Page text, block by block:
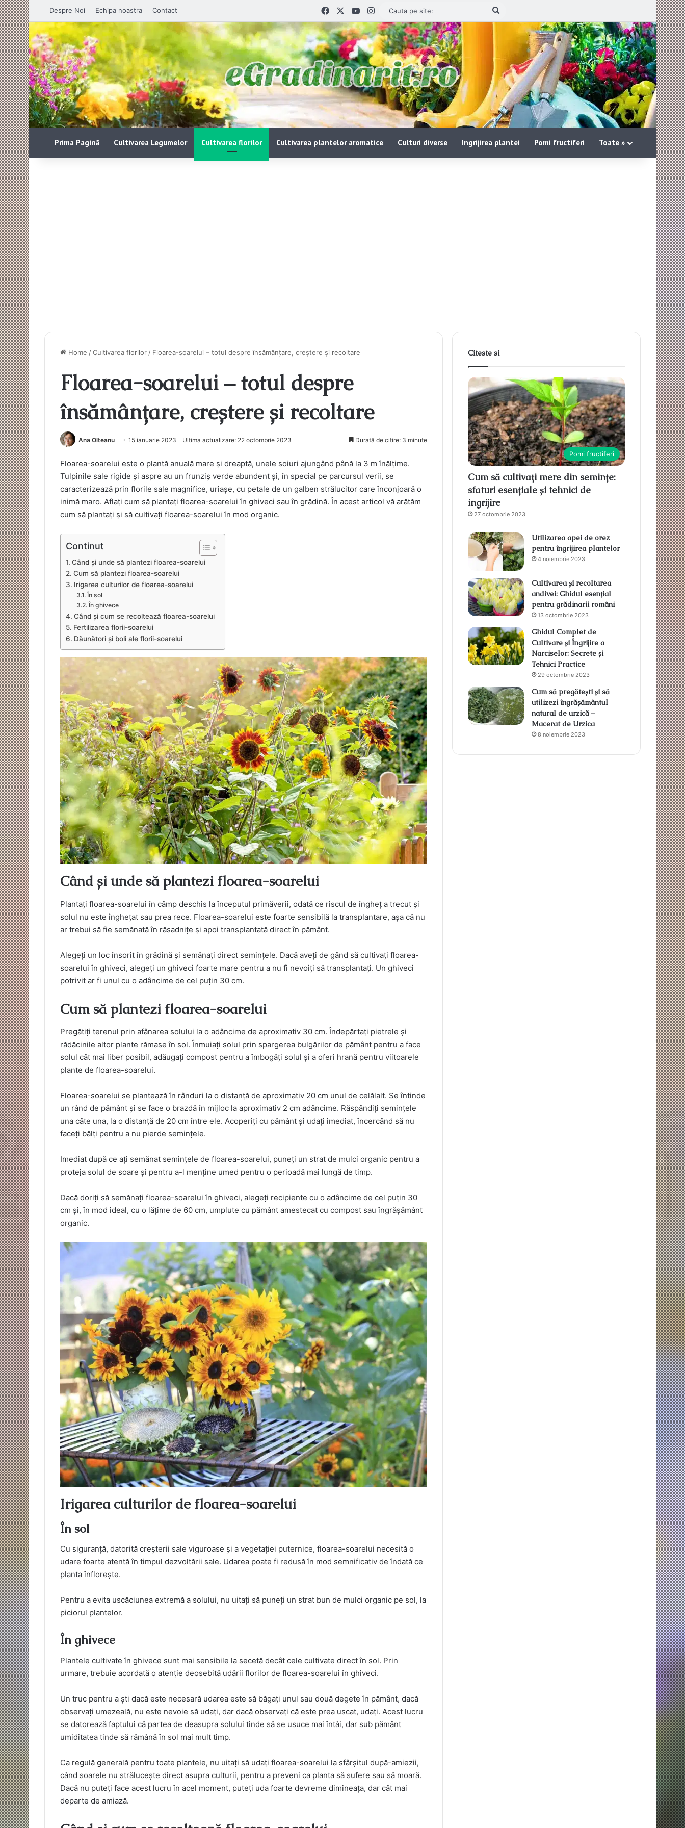
Despre Noi Echipa noastra Contact FacebookYouTube
Instagram
Cauta
Prima Pagină Cultivarea Legumelor Cultivarea florilor Cultivarea plantelor aromatice Culturi diverse Ingrijirea plantei Pomi fructiferi Toate »
Home /Cultivarea florilor / Floarea-soarelui – totul despre însămânțare, creștere și recoltare
Floarea-soarelui – totul despre
însămânțare, creștere și recoltare
Ana Olteanu 15 ianuarie 2023 Ultima actualizare: 22 octombrie 2023 Durată de citire: 3 minute
Floarea-soarelui este o plantă anuală mare și dreaptă, unele soiuri ajungând până la 3 m înălțime.
Tulpinile sale rigide și aspre au un frunziș verde abundent și, în special pe parcursul verii, se
caracterizează prin florile sale magnifice, uriașe, cu petale de un galben strălucitor care înconjoară o
inimă maro. Aflați cum să plantați floarea-soarelui în ghiveci sau în grădină. În acest articol vă arătăm
cum să plantați și să cultivați floarea-soarelui în mod organic.
Continut
Când și unde să plantezi floarea-soarelui
Cum să plantezi floarea-soarelui
Irigarea culturilor de floarea-soarelui
În sol
În ghivece
Când și cum se recoltează floarea-soarelui
Fertilizarea florii-soarelui
Dăunători și boli ale florii-soarelui
Când și unde să plantezi floarea-soarelui
Plantați floarea-soarelui în câmp deschis la începutul primăverii, odată ce riscul de îngheț a trecut și
solul nu este înghețat sau prea rece. Floarea-soarelui este foarte sensibilă la transplantare, așa că nu
ar trebui să fie semănată în răsadnițe și apoi transplantată direct în pământ.
Alegeți un loc însorit în grădină și semănați direct semințele. Dacă aveți de gând să cultivați floarea-
soarelui în ghiveci, alegeți un ghiveci foarte mare pentru a nu fi nevoiți să transplantați. Un ghiveci
potrivit ar fi unul cu o adâncime de cel puțin 30 cm.
Cum să plantezi floarea-soarelui
Pregătiți terenul prin afânarea solului la o adâncime de aproximativ 30 cm. Îndepărtați pietrele și
rădăcinile altor plante rămase în sol. Înmuiați solul prin spargerea bulgărilor de pământ pentru a face
solul cât mai liber posibil, adăugați compost pentru a îmbogăți solul și a oferi hrană pentru viitoarele
plante de floarea-soarelui.
Floarea-soarelui se plantează în rânduri la o distanță de aproximativ 20 cm unul de celălalt. Se întinde
un rând de pământ și se face o brazdă în mijloc la aproximativ 2 cm adâncime. Răspândiți semințele
una câte una, la o distanță de 20 cm între ele. Acoperiți cu pământ și udați imediat, încercând să nu
faceți bălți pentru a nu pierde semințele.
Imediat după ce ați semănat semințele de floarea-soarelui, puneți un strat de mulci organic pentru a
proteja solul de soare și pentru a-l menține umed pentru o perioadă mai lungă de timp.
Dacă doriți să semănați floarea-soarelui în ghiveci, alegeți recipiente cu o adâncime de cel puțin 30
cm și, în mod ideal, cu o lățime de 60 cm, umplute cu pământ amestecat cu compost sau îngrășământ
organic.
Irigarea culturilor de floarea-soarelui
În sol
Cu siguranță, datorită creșterii sale viguroase și a vegetației puternice, floarea-soarelui necesită o
udare foarte atentă în timpul dezvoltării sale. Udarea poate fi redusă în mod semnificativ de îndată ce
planta înflorește.
Pentru a evita uscăciunea extremă a solului, nu uitați să puneți un strat bun de mulci organic pe sol, la
piciorul plantelor.
În ghivece
Plantele cultivate în ghivece sunt mai sensibile la secetă decât cele cultivate direct în sol. Prin
urmare, trebuie acordată o atenție deosebită udării florilor de floarea-soarelui în ghiveci.
Un truc pentru a ști dacă este necesară udarea este să băgați unul sau două degete în pământ, dacă
observați umezeală, nu este nevoie să udați, dar dacă observați că este prea uscat, udați. Acest lucru
se datorează faptului că partea de deasupra solului tinde să se usuce mai întâi, dar sub pământ
umiditatea tinde să rămână în sol mai mult timp.
Ca regulă generală pentru toate plantele, nu uitați să udați floarea-soarelui la sfârșitul după-amiezii,
când soarele nu strălucește direct asupra culturii, pentru a preveni ca planta să sufere sau să moară.
Dacă nu puteți face acest lucru în acel moment, puteți uda foarte devreme dimineața, dar cât mai
departe de amiază.
Citeste si
Pomi fructiferi
Cum să cultivați mere din semințe:
sfaturi esențiale și tehnici de
ingrijire
27 octombrie 2023
Utilizarea apei de orez
pentru îngrijirea plantelor
4 noiembrie 2023
Cultivarea și recoltarea
andivei: Ghidul esențial
pentru grădinarii români
13 octombrie 2023
Ghidul Complet de
Cultivare și Îngrijire a
Narciselor: Secrete și
Tehnici Practice
29 octombrie 2023
Cum să pregătești și să
utilizezi îngrășământul
natural de urzică –
Macerat de Urzica
8 noiembrie 2023